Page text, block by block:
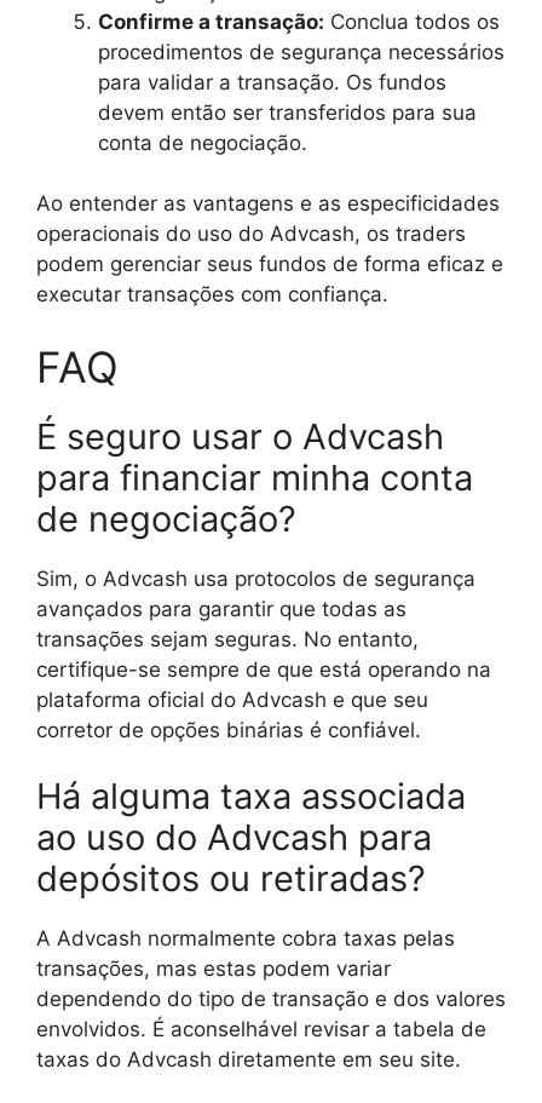
Confirme a transação: Conclua todos os
procedimentos de segurança necessários
para validar a transação. Os fundos
devem então ser transferidos para sua
conta de negociação.
Ao entender as vantagens e as especificidades
operacionais do uso do Advcash, os traders
podem gerenciar seus fundos de forma eficaz e
executar transações com confiança.
FAQ
É seguro usar o Advcash
para financiar minha conta
de negociação?
Sim, o Advcash usa protocolos de segurança
avançados para garantir que todas as
transações sejam seguras. No entanto,
certifique-se sempre de que está operando na
plataforma oficial do Advcash e que seu
corretor de opções binárias é confiável.
Há alguma taxa associada
ao uso do Advcash para
depósitos ou retiradas?
A Advcash normalmente cobra taxas pelas
transações, mas estas podem variar
dependendo do tipo de transação e dos valores
envolvidos. É aconselhável revisar a tabela de
taxas do Advcash diretamente em seu site.